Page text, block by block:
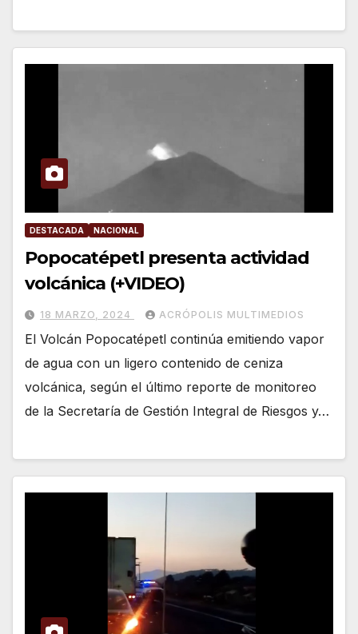
DESTACADA NACIONAL
Popocatépetl presenta actividad
volcánica (+VIDEO)
18 MARZO, 2024 ACRÓPOLIS MULTIMEDIOS
El Volcán Popocatépetl continúa emitiendo vapor
de agua con un ligero contenido de ceniza
volcánica, según el último reporte de monitoreo
de la Secretaría de Gestión Integral de Riesgos y…